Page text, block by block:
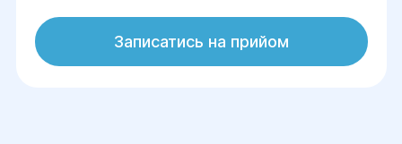
інтервали його скорочення і
розслабленого стану. ЕКГ – це
Записатись на прийом